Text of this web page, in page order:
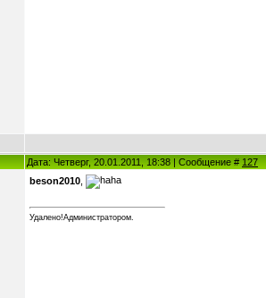
Дата: Четверг, 20.01.2011, 18:38 | Сообщение # 127
beson2010
Удалено!Администратором.